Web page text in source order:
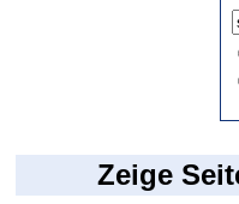
Zeige